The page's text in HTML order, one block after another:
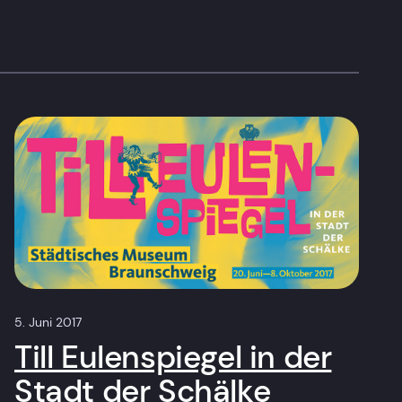
5. Juni 2017
Till Eulenspiegel in der
Stadt der Schälke